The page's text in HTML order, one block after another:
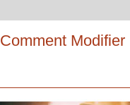
Comment